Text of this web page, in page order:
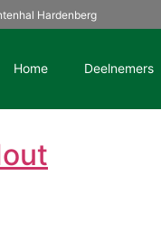
Hardenberg
Home Deelnemers